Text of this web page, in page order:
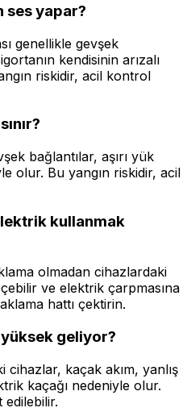
ses yapar?
genellikle gevşek
kendisinin arızalı
riskidir, acil kontrol
bağlantılar, aşırı yük
olur. Bu yangın riskidir, acil
kullanmak
olmadan cihazlardaki
ve elektrik çarpmasına
hattı çektirin.
geliyor?
kaçak akım, yanlış
kaçağı nedeniyle olur.